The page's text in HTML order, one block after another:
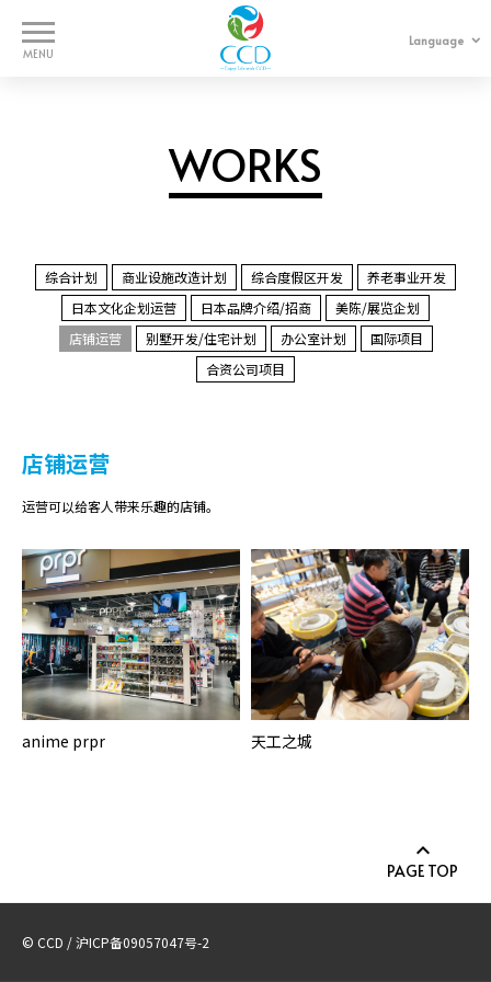
SERVICES
COMPANY
CONTACT
Language
WORKS
综合计划 商业设施改造计划 综合度假区开发
养老事业开发
日本文化企划运营
日本品牌介绍/招商
美陈/展览企划
店铺运营
别墅开发/住宅计划 办公室计划
国际项目
合资公司项目
店铺运营
运营可以给客人带来乐趣的店铺。
anime prpr 天工之城
PAGE TOP
© CCD / 沪ICP备09057047号-2